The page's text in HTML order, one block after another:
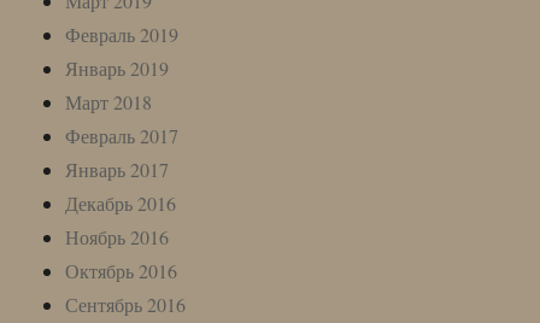
Февраль 2019
Январь 2019
Март 2018
Февраль 2017
Январь 2017
Декабрь 2016
Ноябрь 2016
Октябрь 2016
Сентябрь 2016